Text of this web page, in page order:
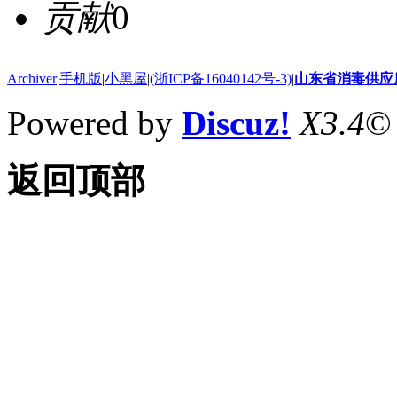
贡献0
Archiver|手机版|小黑屋|(浙ICP备16040142号-3)|山东省消毒供
Powered by Discuz! X3.4©
返回顶部